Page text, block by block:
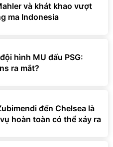
và khát khao vượt
ma Indonesia
hình MU đấu PSG:
ra mắt?
đến Chelsea là
hoàn toàn có thể xảy ra